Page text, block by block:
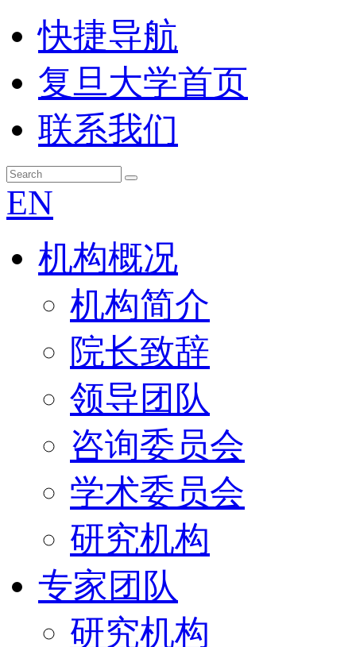
快捷导航
复旦大学首页
联系我们
EN
机构概况
机构简介
院长致辞
领导团队
咨询委员会
学术委员会
研究机构
专家团队
研究机构